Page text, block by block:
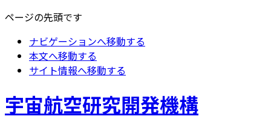
ページの先頭です
ナビゲーションへ移動する
本文へ移動する
サイト情報へ移動する
宇宙航空研究開発機構